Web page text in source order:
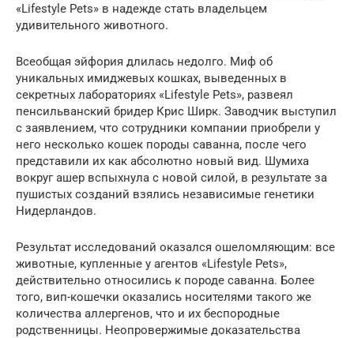
«Lifestyle Pets» в надежде стать владельцем
удивительного животного.
Всеобщая эйфория длилась недолго. Миф об
уникальных имиджевых кошках, выведенных в
секретных лабораториях «Lifestyle Pets», развеял
пенсильванский бридер Крис Ширк. Заводчик выступил
с заявлением, что сотрудники компании приобрели у
него несколько кошек породы саванна, после чего
представили их как абсолютно новый вид. Шумиха
вокруг ашер вспыхнула с новой силой, в результате за
пушистых созданий взялись независимые генетики
Нидерландов.
Результат исследований оказался ошеломляющим: все
животные, купленные у агентов «Lifestyle Pets»,
действительно относились к породе саванна. Более
того, вип-кошечки оказались носителями такого же
количества аллергенов, что и их беспородные
родственницы. Неопровержимые доказательства